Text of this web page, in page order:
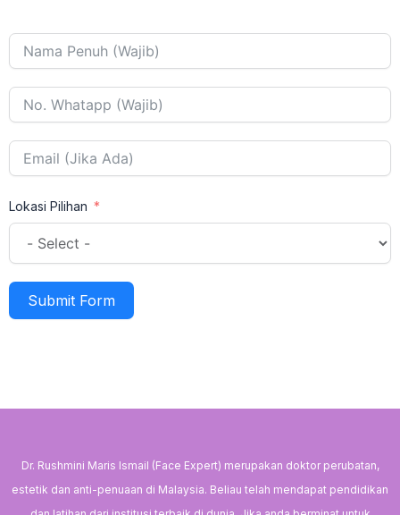
Lokasi Pilihan
Submit Form
Dr. Rushmini Maris Ismail (Face Expert) merupakan doktor perubatan,
estetik dan anti-penuaan di Malaysia. Beliau telah mendapat pendidikan